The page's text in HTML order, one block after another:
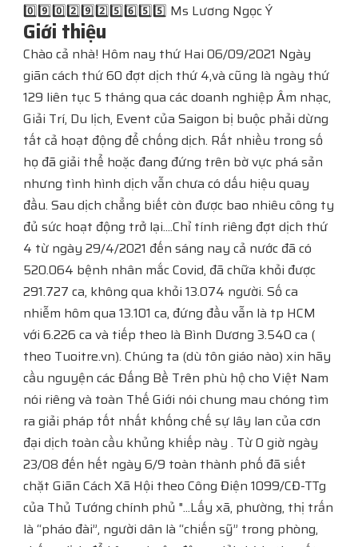
0️⃣9️⃣0️⃣2️⃣9️⃣2️⃣5️⃣6️⃣5️⃣5️⃣ Ms Lương Ngọc Ý
Giới thiệu
Chào cả nhà! Hôm nay thứ Hai 06/09/2021 Ngày
giãn cách thứ 60 đợt dịch thứ 4,và cũng là ngày thứ
129 liên tục 5 tháng qua các doanh nghiệp Âm nhạc,
Giải Trí, Du lịch, Event của Saigon bị buộc phải dừng
tất cả hoạt động để chống dịch. Rất nhiều trong số
họ đã giải thể hoặc đang đứng trên bờ vực phá sản
nhưng tình hình dịch vẫn chưa có dấu hiệu quay
đầu. Sau dịch chẳng biết còn được bao nhiêu công ty
đủ sức hoạt động trở lại....Chỉ tính riêng đợt dịch thứ
4 từ ngày 29/4/2021 đến sáng nay cả nước đã có
520.064 bệnh nhân mắc Covid, đã chữa khỏi được
291.727 ca, không qua khỏi 13.074 người. Số ca
nhiễm hôm qua 13.101 ca, đứng đầu vẫn là tp HCM
với 6.226 ca và tiếp theo là Bình Dương 3.540 ca (
theo Tuoitre.vn). Chúng ta (dù tôn giáo nào) xin hãy
cầu nguyện các Đấng Bề Trên phù hộ cho Việt Nam
nói riêng và toàn Thế Giới nói chung mau chóng tìm
ra giải pháp tốt nhất khống chế sự lây lan của cơn
đại dịch toàn cầu khủng khiếp này . Từ 0 giờ ngày
23/08 đến hết ngày 6/9 toàn thành phố đã siết
chặt Giãn Cách Xã Hội theo Công Điện 1099/CĐ-TTg
của Thủ Tướng chính phủ "...Lấy xã, phường, thị trấn
là “pháo đài”, người dân là “chiến sỹ” trong phòng,